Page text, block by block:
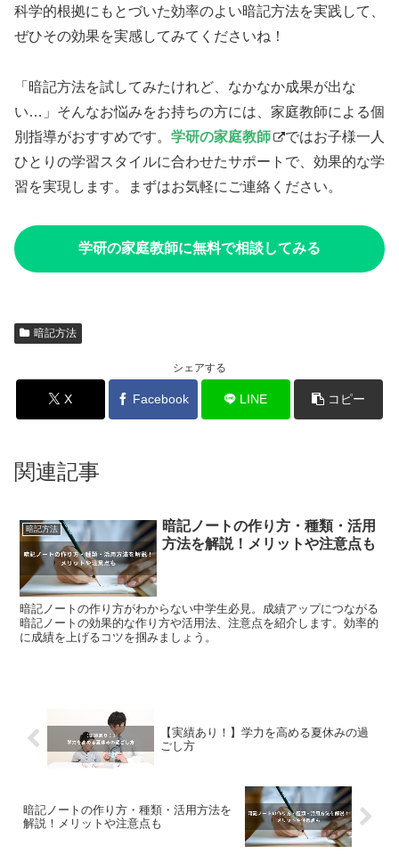
科学的根拠にもとづいた効率のよい暗記方法を実践して、
ぜひその効果を実感してみてくださいね！
「暗記方法を試してみたけれど、なかなか成果が出な
い…」そんなお悩みをお持ちの方には、家庭教師による個
別指導がおすすめです。 学研の家庭教師
ではお子様一人
ひとりの学習スタイルに合わせたサポートで、効果的な学
習を実現します。まずはお気軽にご連絡ください。
学研の家庭教師に無料で相談してみる
暗記方法
シェアする
X Facebook LINE コピー
関連記事
暗記方法
暗記ノートの作り方・種類・活用
方法を解説！メリットや注意点も
暗記ノートの作り方がわからない中学生必見。成績アップにつながる
暗記ノートの効果的な作り方や活用法、注意点を紹介します。効率的
に成績を上げるコツを掴みましょう。
【実績あり！】学力を高める夏休みの過
ごし方
暗記ノートの作り方・種類・活用方法を
解説！メリットや注意点も